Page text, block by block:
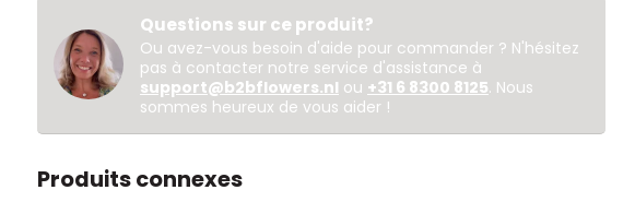
Questions sur ce produit?
Ou avez-vous besoin d'aide pour commander ? N'hésitez
pas à contacter notre service d'assistance à
support@b2bflowers.nl ou +31 6 8300 8125. Nous
sommes heureux de vous aider !
Produits connexes